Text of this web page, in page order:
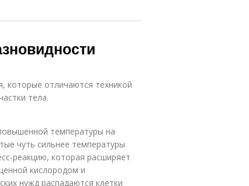
которые отличаются техникой
тела.
температуры на
чуть сильнее температуры
реакцию, которая расширяет
кислородом и
нужд распадаются клетки